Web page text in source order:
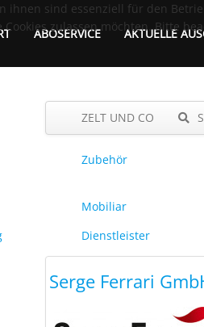
ABOSERVICE AKTUELLE
ZELT UND CO
Zubehör
Mobiliar
Dienstleister
Serge Ferrari
ihnen sind essenziell für den
Cookies zulassen möchten. Bitte